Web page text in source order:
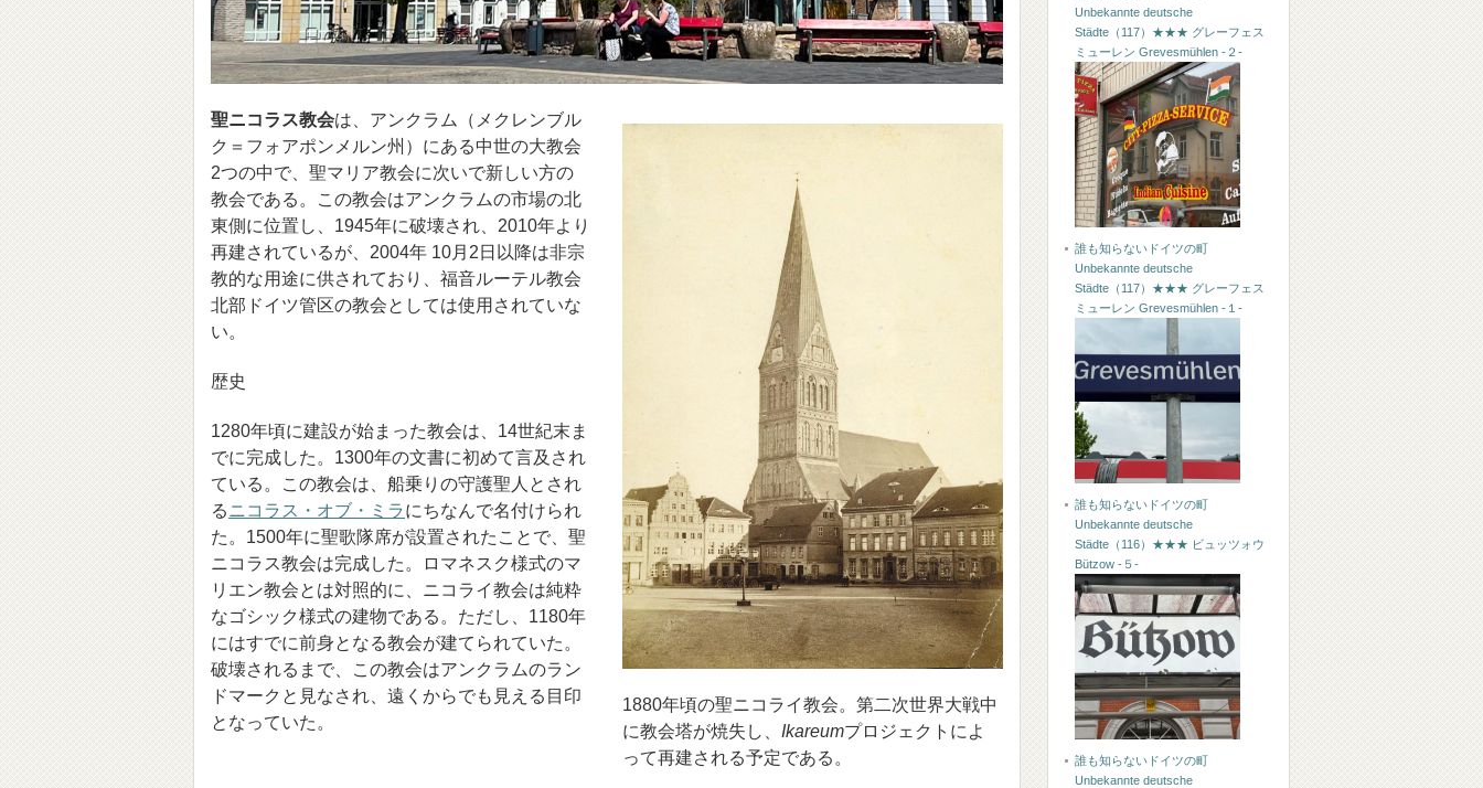
聖ニコラス教会は、アンクラム（メクレンブル
ク＝フォアポンメルン州）にある中世の大教会
2つの中で、聖マリア教会に次いで新しい方の
教会である。この教会はアンクラムの市場の北
東側に位置し、1945年に破壊され、2010年より
再建されているが、2004年 10月2日以降は非宗
教的な用途に供されており、福音ルーテル教会
北部ドイツ管区の教会としては使用されていな
い。
歴史
1280年頃に建設が始まった教会は、14世紀末ま
でに完成した。1300年の文書に初めて言及され
ている。この教会は、船乗りの守護聖人とされ
るニコラス・オブ・ミラにちなんで名付けられ
た。1500年に聖歌隊席が設置されたことで、聖
ニコラス教会は完成した。ロマネスク様式のマ
リエン教会とは対照的に、ニコライ教会は純粋
なゴシック様式の建物である。ただし、1180年
にはすでに前身となる教会が建てられていた。
破壊されるまで、この教会はアンクラムのラン
ドマークと見なされ、遠くからでも見える目印
となっていた。
1880年頃の聖ニコライ教会。第二次世界大戦中
に教会塔が焼失し、 Ikareumプロジェクトによ
って再建される予定である。
Unbekannte deutsche
Städte（117）★★★ グレーフェス
ミューレン Grevesmühlen -２-
誰も知らないドイツの町
Unbekannte deutsche
Städte（117）★★★ グレーフェス
ミューレン Grevesmühlen -１-
誰も知らないドイツの町
Unbekannte deutsche
Städte（116）★★★ ビュッツォウ
Bützow -５-
誰も知らないドイツの町
Unbekannte deutsche